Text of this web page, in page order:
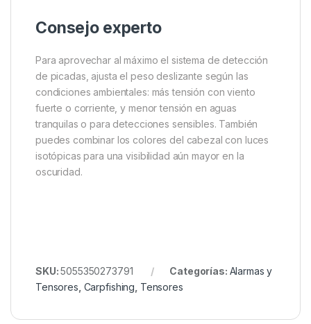
Consejo experto
Para aprovechar al máximo el sistema de detección
de picadas, ajusta el peso deslizante según las
condiciones ambientales: más tensión con viento
fuerte o corriente, y menor tensión en aguas
tranquilas o para detecciones sensibles. También
puedes combinar los colores del cabezal con luces
isotópicas para una visibilidad aún mayor en la
oscuridad.
SKU:5055350273791 Categorías: Alarmas y
Tensores Carpfishing Tensores